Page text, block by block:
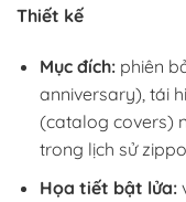
Thiết kế
Mục đích:phiên
anniversary), tái
(catalog covers)
trong lịch sử
Họa tiết bật lửa: